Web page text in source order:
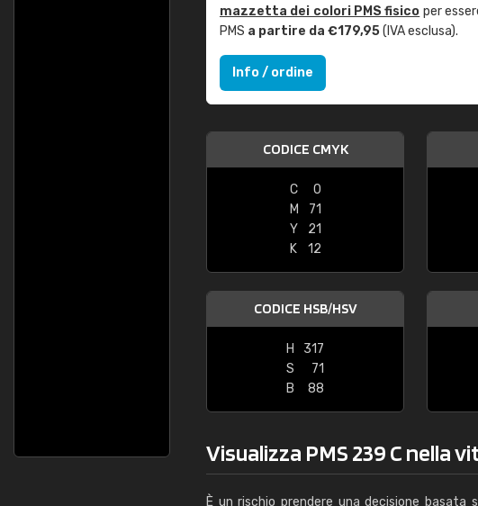
mazzetta dei colori PMS fisico per
PMS a partire da €179,95(IVA esclusa).
Info / ordine
CODICE CMYK
C
0
M
71
Y
21
K
12
CODICE HSB/HSV
H
317
S
71
B
88
Visualizza PMS 239 C nella
È un rischio prendere una decisione basata